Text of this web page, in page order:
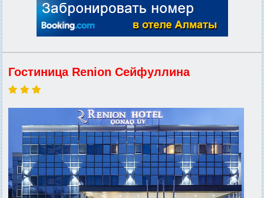
Гостиница Renion Сейфуллина